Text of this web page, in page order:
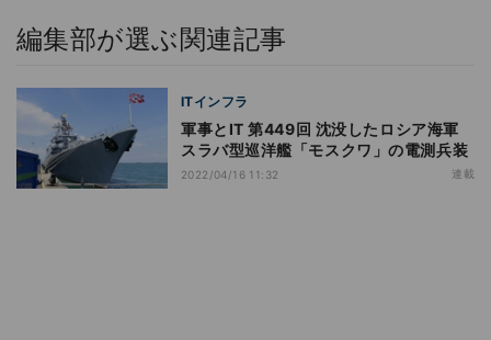
編集部が選ぶ関連記事
ITインフラ
軍事とIT 第449回 沈没したロシア海軍
スラバ型巡洋艦「モスクワ」の電測兵装
2022/04/16 11:32 連載